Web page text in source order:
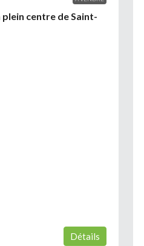
centre de Saint-
Détails